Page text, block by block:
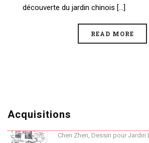
découverte du jardin chinois [...]
READ MORE
Acquisitions
Chen Zhen, Dessin pour Jardin